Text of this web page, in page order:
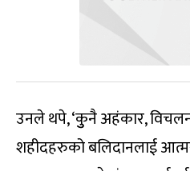
उनले थपे, ‘कुुनै अहंकार,
शहीदहरुको बलिदानलाई